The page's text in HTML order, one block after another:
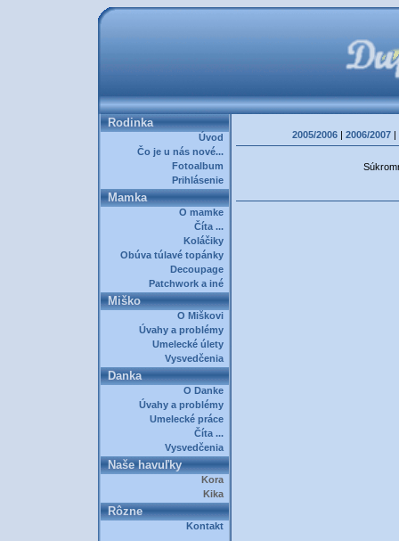
Rodinka
Úvod
Čo je u nás nové...
Fotoalbum
Prihlásenie
Mamka
O mamke
Číta ...
Koláčiky
Obúva túlavé topánky
Decoupage
Patchwork a iné
Miško
O Miškovi
Úvahy a problémy
Umelecké úlety
Vysvedčenia
Danka
O Danke
Úvahy a problémy
Umelecké práce
Číta ...
Vysvedčenia
Naše havuľky
Kora
Kika
Rôzne
Kontakt
2005/2006 | 2006/2007 |